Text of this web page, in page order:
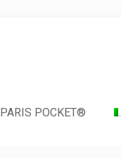
PARIS POCKET®